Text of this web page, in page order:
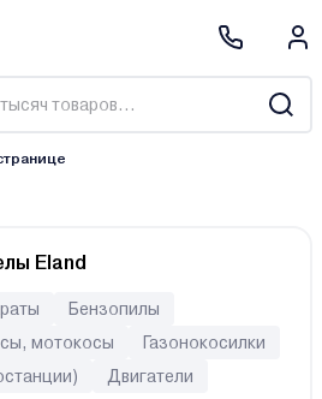
Eland
Бензопилы
мотокосы
Газонокосилки
Двигатели